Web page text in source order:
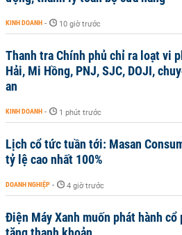
KINH DOANH - 10 giờ trước
Thanh tra Chính phủ chỉ ra loạt vi
Hải, Mi Hồng, PNJ, SJC, DOJI,
an
KINH DOANH - 1 phút trước
Lịch cổ tức tuần tới: Masan
tỷ lệ cao nhất 100%
DOANH NGHIỆP - 4 giờ trước
Điện Máy Xanh muốn phát hành